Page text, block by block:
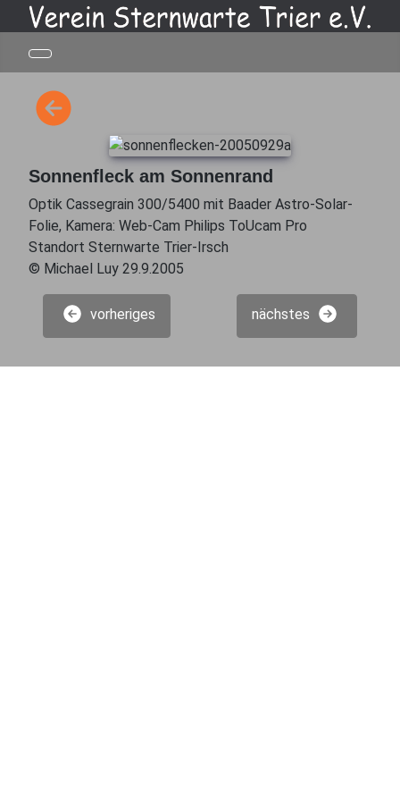
Sonnenfleck am Sonnenrand
Optik Cassegrain 300/5400 mit Baader Astro-Solar-
Folie, Kamera: Web-Cam Philips ToUcam Pro
Standort Sternwarte Trier-Irsch
© Michael Luy 29.9.2005
vorheriges nächstes